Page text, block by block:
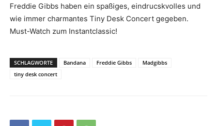
Freddie Gibbs haben ein spaßiges, eindrucskvolles und
wie immer charmantes Tiny Desk Concert gegeben.
Must-Watch zum Instantclassic!
SCHLAGWORTE Bandana Freddie Gibbs
Madgibbs
tiny desk concert